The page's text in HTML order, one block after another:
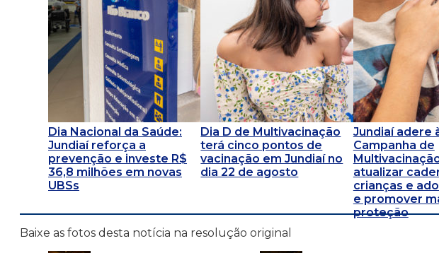
Dia Nacional da Saúde:
Jundiaí reforça a
prevenção e investe R$
36,8 milhões em novas
UBSs
Dia D de Multivacinação
terá cinco pontos de
vacinação em Jundiaí no
dia 22 de agosto
Jundiaí adere
Campanha de
atualizar
crianças e
e promover
proteção
Baixe as fotos desta notícia na resolução original